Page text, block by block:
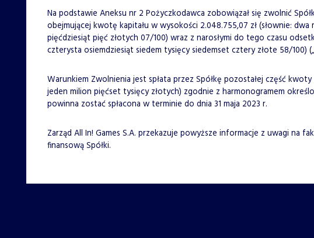
Na podstawie Aneksu nr 2 Pożyczkodawca zobowiązał się zwolnić
obejmującej kwotę kapitału w wysokości 2.048.755,07 zł (słownie:
pięćdziesiąt pięć złotych 07/100) wraz z narosłymi do tego czasu
czterysta osiemdziesiąt siedem tysięcy siedemset cztery złote 58/100)
Warunkiem Zwolnienia jest spłata przez Spółkę pozostałej część kwoty
jeden milion pięćset tysięcy złotych) zgodnie z harmonogramem
powinna zostać spłacona w terminie do dnia 31 maja 2023 r.
Zarząd All In! Games S.A. przekazuje powyższe informacje z uwagi na
finansową Spółki.